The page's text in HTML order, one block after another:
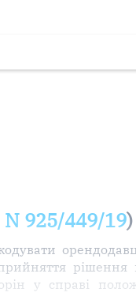
N 925/449/19)
рішення
у справі